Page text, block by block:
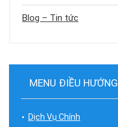
Blog – Tin tức
MENU ĐIỀU HƯỚNG
Dịch Vụ Chính